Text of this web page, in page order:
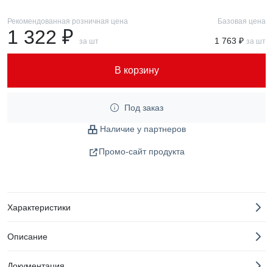
Рекомендованная розничная цена
1 322 ₽ за шт
Базовая цена
1 763 ₽ за шт
В корзину
Под заказ
Наличие у партнеров
Промо-сайт продукта
Характеристики
Описание